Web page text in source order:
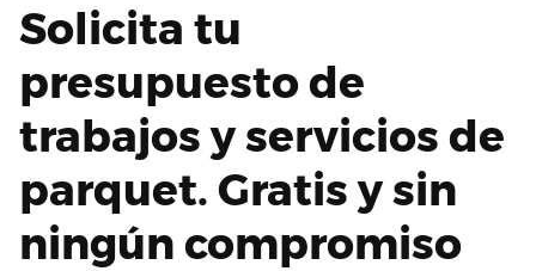
Solicita tu
presupuesto de
trabajos y servicios de
parquet. Gratis y sin
ningún compromiso